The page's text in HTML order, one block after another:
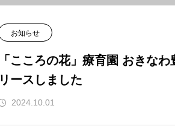
お知らせ
「こころの花」療育園 おきなわ
リースしました
2024.10.01